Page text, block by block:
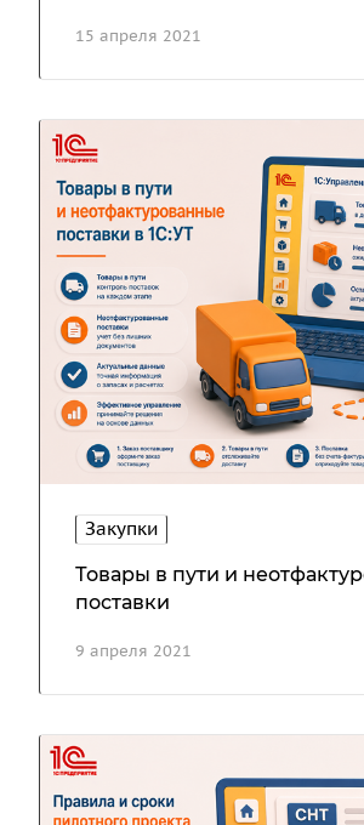
15 апреля 2021
Закупки
9 апреля 2021
Товары в пути и
поставки